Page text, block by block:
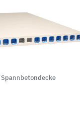
Spannbetondecke